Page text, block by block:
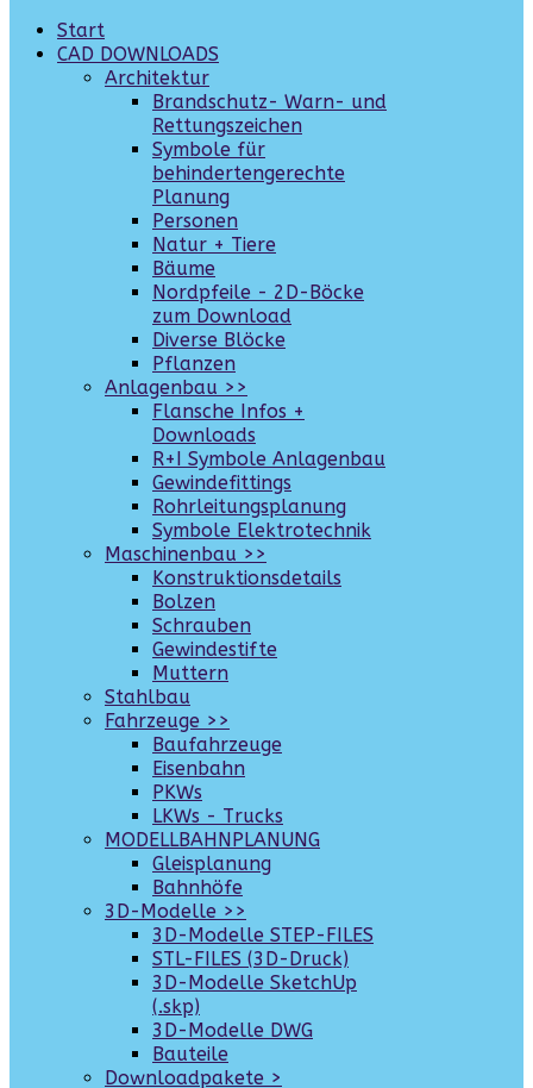
Start
CAD DOWNLOADS
Architektur
Brandschutz- Warn- und
Rettungszeichen
Symbole für
behindertengerechte
Planung
Personen
Natur + Tiere
Bäume
Nordpfeile - 2D-Böcke
zum Download
Diverse Blöcke
Pflanzen
Anlagenbau >>
Flansche Infos +
Downloads
R+I Symbole Anlagenbau
Gewindefittings
Rohrleitungsplanung
Symbole Elektrotechnik
Maschinenbau >>
Konstruktionsdetails
Bolzen
Schrauben
Gewindestifte
Muttern
Stahlbau
Fahrzeuge >>
Baufahrzeuge
Eisenbahn
PKWs
LKWs - Trucks
MODELLBAHNPLANUNG
Gleisplanung
Bahnhöfe
3D-Modelle >>
3D-Modelle STEP-FILES
STL-FILES (3D-Druck)
3D-Modelle SketchUp
(.skp)
3D-Modelle DWG
Bauteile
Downloadpakete >